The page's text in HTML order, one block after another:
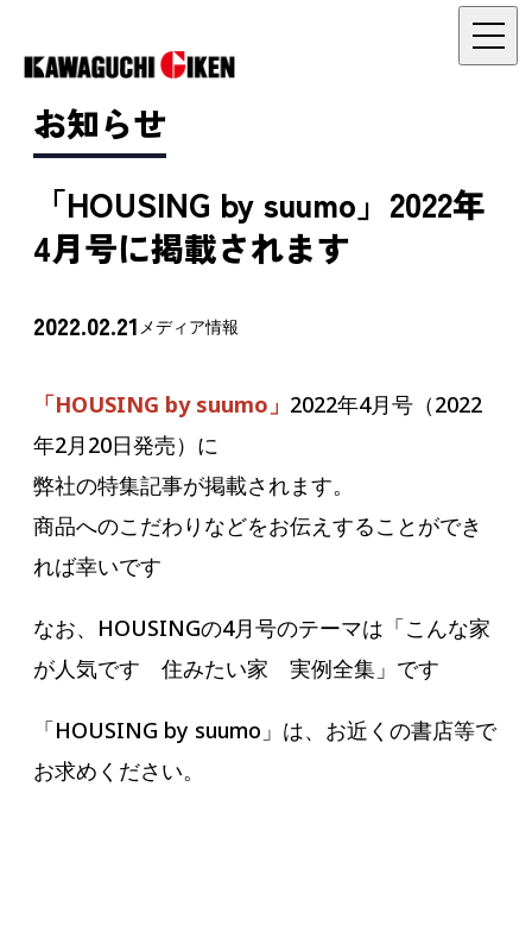
お知らせ
「HOUSING by suumo」2022年
4月号に掲載されます
2022.02.21 メディア情報
「HOUSING by suumo」 2022年4月号（2022
年2月20日発売）に
弊社の特集記事が掲載されます。
商品へのこだわりなどをお伝えすることができ
れば幸いです
なお、HOUSINGの4月号のテーマは「こんな家
が人気です 住みたい家 実例全集」です
「HOUSING by suumo」は、お近くの書店等で
お求めください。